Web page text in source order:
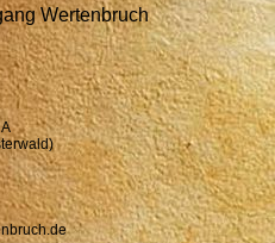
Wertenbruch
wertenbruch.de